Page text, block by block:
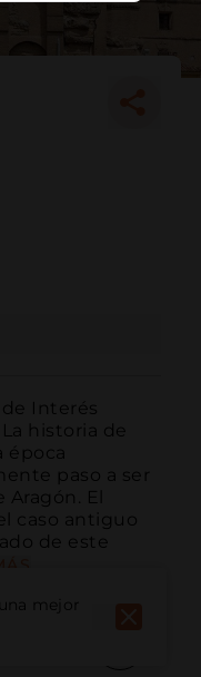
Interés
historia de
época
paso a ser
El
caso antiguo
de este
mejor